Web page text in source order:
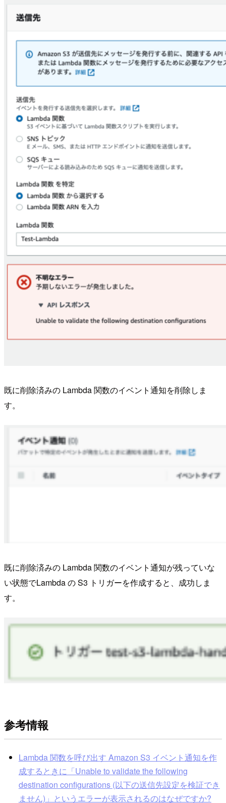
既に削除済みの Lambda 関数のイベント通知を削除しま
す。
既に削除済みの Lambda 関数のイベント通知が残っていな
い状態でLambda の S3 トリガーを作成すると、成功しま
す。
参考情報
Lambda 関数を呼び出す Amazon S3 イベント通知を作
成するときに「Unable to validate the following
destination configurations (以下の送信先設定を検証でき
ません)」というエラーが表示されるのはなぜですか?